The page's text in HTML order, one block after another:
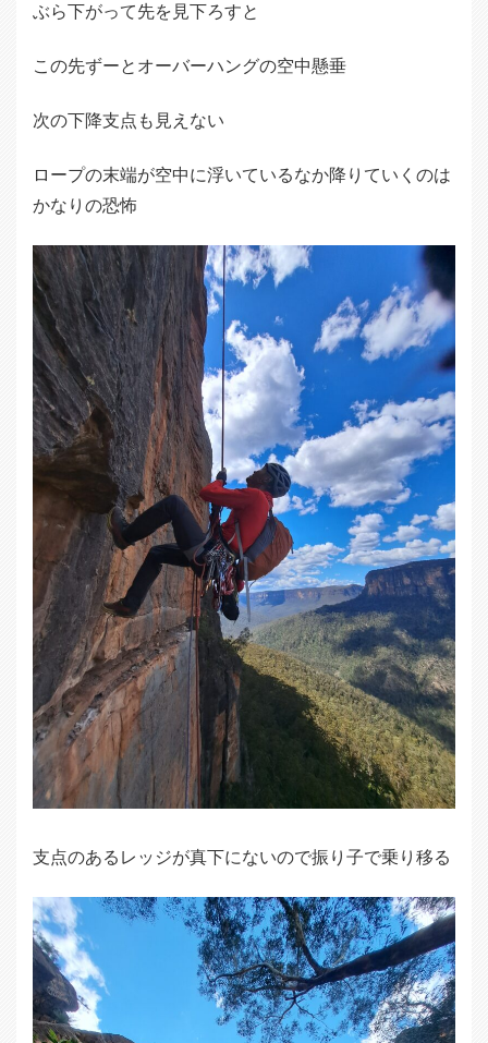
ぶら下がって先を見下ろすと
この先ずーとオーバーハングの空中懸垂
次の下降支点も見えない
ロープの末端が空中に浮いているなか降りていくのは
かなりの恐怖
支点のあるレッジが真下にないので振り子で乗り移る